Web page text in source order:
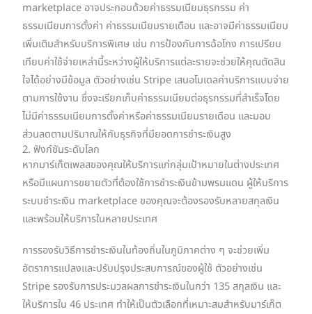
marketplace อาจประกอบด้วยค่าธรรมเนียมธุรกรรม ค่า
ธรรมเนียมการตั้งค่า ค่าธรรมเนียมรายเดือน และอาจมีค่าธรรมเนียม
เพิ่มเติมสำหรับบริการพิเศษ เช่น การป้องกันการฉ้อโกง การเปรียบ
เทียบค่าใช้จ่ายเหล่านี้ระหว่างผู้ให้บริการแต่ละรายจะช่วยให้คุณตัดสิน
ใจได้อย่างมีข้อมูล ตัวอย่างเช่น Stripe เสนอโมเดลค่าบริการแบบจ่าย
ตามการใช้งาน ซึ่งจะเรียกเก็บค่าธรรมเนียมต่อธุรกรรมที่สำเร็จโดย
ไม่มีค่าธรรมเนียมการตั้งค่าหรือค่าธรรมเนียมรายเดือน และมอบ
ส่วนลดตามปริมาณให้กับธุรกิจที่มียอดการชำระเงินสูง
2. ฟังก์ชันระดับโลก
หากมาร์เก็ตเพลสของคุณให้บริการแก่กลุ่มเป้าหมายในต่างประเทศ
หรือมีแผนการขยายตัวที่ต้องใช้การชำระเงินข้ามพรมแดน ผู้ให้บริการ
ระบบชำระเงิน marketplace ของคุณจะต้องรองรับหลายสกุลเงิน
และพร้อมให้บริการในหลายประเทศ
การรองรับวิธีการชำระเงินในท้องถิ่นในภูมิภาคต่าง ๆ จะช่วยเพิ่ม
อัตราการแปลงและปรับปรุงประสบการณ์ของผู้ใช้ ตัวอย่างเช่น
Stripe รองรับการประมวลผลการชำระเงินในกว่า 135 สกุลเงิน และ
ให้บริการใน 46 ประเทศ ทำให้เป็นตัวเลือกที่เหมาะสมสำหรับมาร์เก็ต